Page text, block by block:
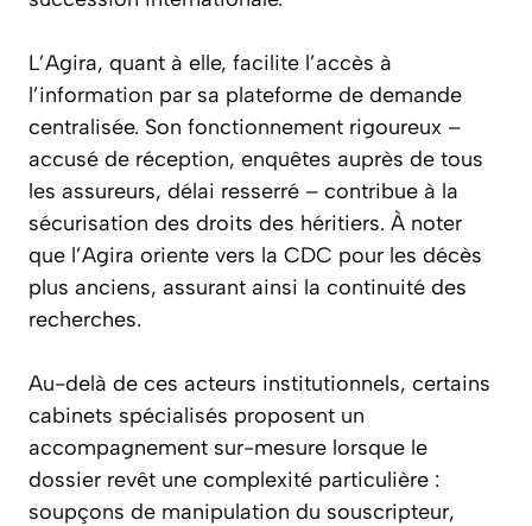
L’Agira, quant à elle, facilite l’accès à
l’information par sa plateforme de demande
centralisée. Son fonctionnement rigoureux –
accusé de réception, enquêtes auprès de tous
les assureurs, délai resserré – contribue à la
sécurisation des droits des héritiers. À noter
que l’Agira oriente vers la CDC pour les décès
plus anciens, assurant ainsi la continuité des
recherches.
Au-delà de ces acteurs institutionnels, certains
cabinets spécialisés proposent un
accompagnement sur-mesure lorsque le
dossier revêt une complexité particulière :
soupçons de manipulation du souscripteur,